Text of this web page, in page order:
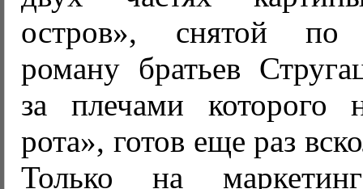
остров», снятой по
роману братьев
за плечами которого
рота», готов еще раз
Только на